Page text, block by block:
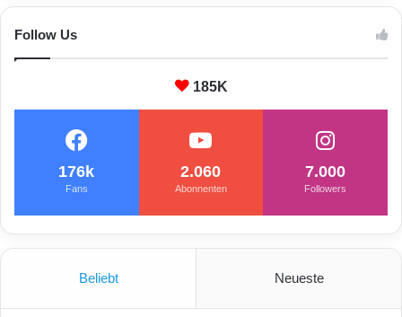
l
“
Follow Us
185K
176k
Fans
2.060
Abonnenten
7.000
Followers
Beliebt Neueste